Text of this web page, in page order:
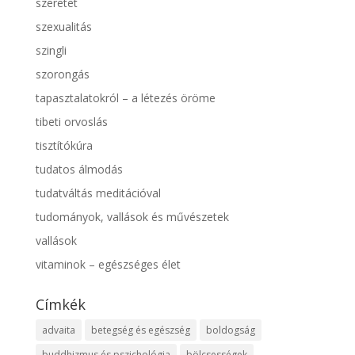
szeretet
szexualitás
szingli
szorongás
tapasztalatokról – a létezés öröme
tibeti orvoslás
tisztítókúra
tudatos álmodás
tudatváltás meditációval
tudományok, vallások és művészetek
vallások
vitaminok – egészséges élet
Címkék
advaita betegség és egészség
boldogság